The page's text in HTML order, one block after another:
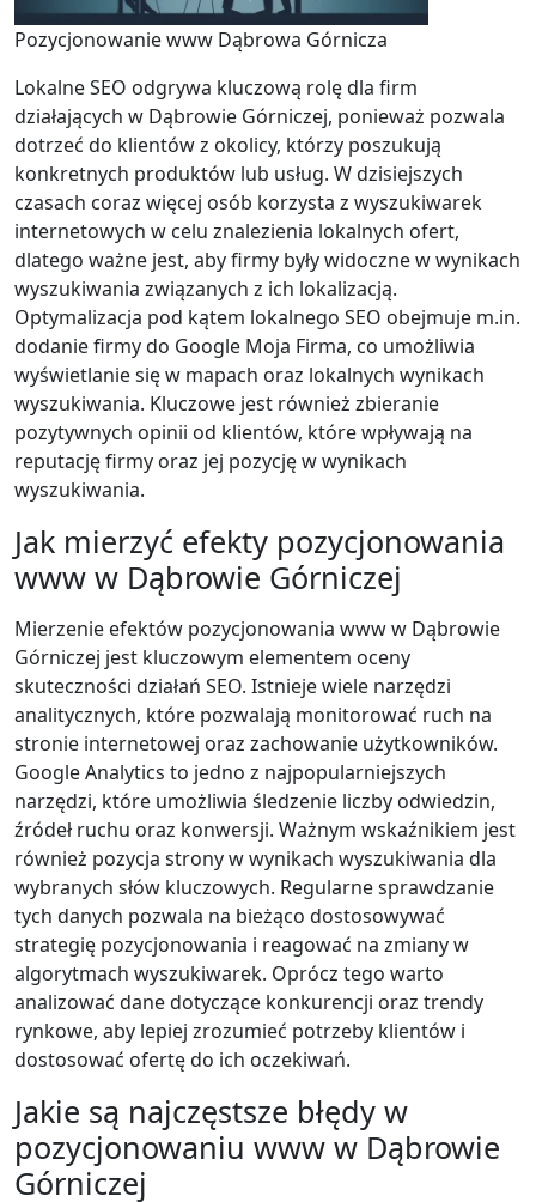
Pozycjonowanie www Dąbrowa Górnicza
Lokalne SEO odgrywa kluczową rolę dla firm
działających w Dąbrowie Górniczej, ponieważ pozwala
dotrzeć do klientów z okolicy, którzy poszukują
konkretnych produktów lub usług. W dzisiejszych
czasach coraz więcej osób korzysta z wyszukiwarek
internetowych w celu znalezienia lokalnych ofert,
dlatego ważne jest, aby firmy były widoczne w wynikach
wyszukiwania związanych z ich lokalizacją.
Optymalizacja pod kątem lokalnego SEO obejmuje m.in.
dodanie firmy do Google Moja Firma, co umożliwia
wyświetlanie się w mapach oraz lokalnych wynikach
wyszukiwania. Kluczowe jest również zbieranie
pozytywnych opinii od klientów, które wpływają na
reputację firmy oraz jej pozycję w wynikach
wyszukiwania.
Jak mierzyć efekty pozycjonowania
www w Dąbrowie Górniczej
Mierzenie efektów pozycjonowania www w Dąbrowie
Górniczej jest kluczowym elementem oceny
skuteczności działań SEO. Istnieje wiele narzędzi
analitycznych, które pozwalają monitorować ruch na
stronie internetowej oraz zachowanie użytkowników.
Google Analytics to jedno z najpopularniejszych
narzędzi, które umożliwia śledzenie liczby odwiedzin,
źródeł ruchu oraz konwersji. Ważnym wskaźnikiem jest
również pozycja strony w wynikach wyszukiwania dla
wybranych słów kluczowych. Regularne sprawdzanie
tych danych pozwala na bieżąco dostosowywać
strategię pozycjonowania i reagować na zmiany w
algorytmach wyszukiwarek. Oprócz tego warto
analizować dane dotyczące konkurencji oraz trendy
rynkowe, aby lepiej zrozumieć potrzeby klientów i
dostosować ofertę do ich oczekiwań.
Jakie są najczęstsze błędy w
pozycjonowaniu www w Dąbrowie
Górniczej